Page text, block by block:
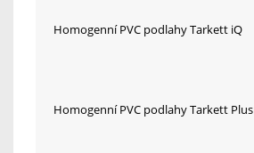
Homogenní PVC podlahy Tarkett iQ
Homogenní PVC podlahy Tarkett Plus